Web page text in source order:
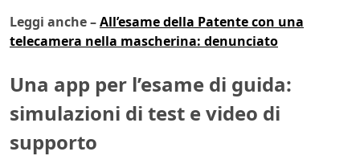
Leggi anche –All’esame della Patente con una
telecamera nella mascherina: denunciato
Una app per l’esame di guida:
simulazioni di test e video di
supporto